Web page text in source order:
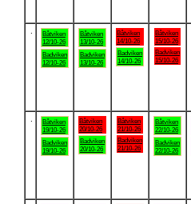
Båtviken
12/10-26
Badviken
12/10-26
Båtviken
13/10-26
Badviken
13/10-26
Båtviken
14/10-26
Badviken
14/10-26
Båtviken
15/10-26
Badviken
15/10-26
Båtviken
19/10-26
Badviken
19/10-26
Båtviken
20/10-26
Badviken
20/10-26
Båtviken
21/10-26
Badviken
21/10-26
Båtviken
22/10-26
Badviken
22/10-26